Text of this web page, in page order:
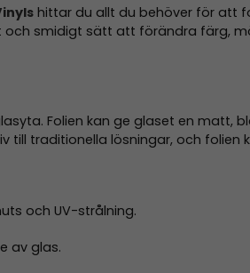
hittar du allt du behöver för att
smidigt sätt att förändra färg,
Folien kan ge glaset en matt,
till traditionella lösningar, och
och UV-strålning.
av glas.